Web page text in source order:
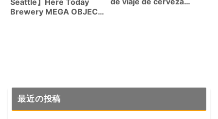
Brewery MEGA OBJECT
最近の投稿